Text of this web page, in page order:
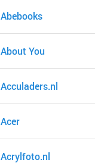
Abebooks
About You
Acculaders.nl
Acer
Acrylfoto.nl